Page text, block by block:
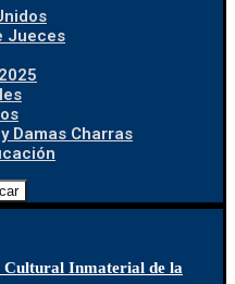
Jueces
Damas Charras
Inmaterial de la